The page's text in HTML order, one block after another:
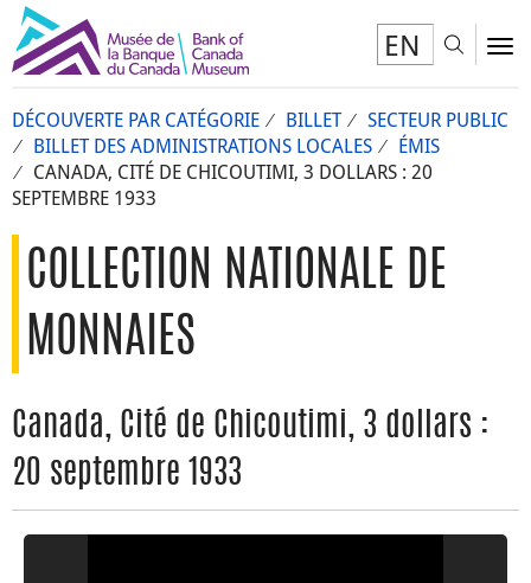
EN
DÉCOUVERTE PAR CATÉGORIE BILLET
SECTEUR PUBLIC
BILLET DES ADMINISTRATIONS LOCALES
ÉMIS
CANADA, CITÉ DE CHICOUTIMI, 3 DOLLARS : 20
SEPTEMBRE 1933
COLLECTION NATIONALE DE
MONNAIES
Canada, Cité de Chicoutimi, 3 dollars :
20 septembre 1933